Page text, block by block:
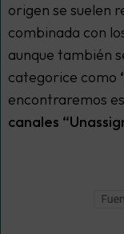
origen se suelen
combinada con
aunque también
categorice como
encontraremos
canales